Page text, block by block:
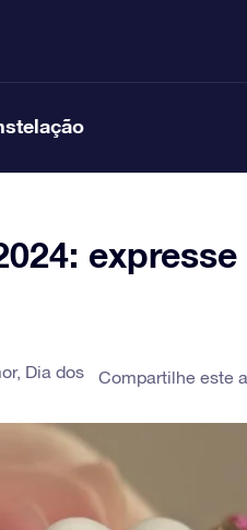
, Dia dos
Compartilhe este